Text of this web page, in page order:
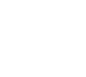
who's tired of
to accept. But she
those they trusted,